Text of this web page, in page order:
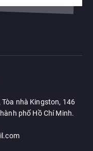
nhà Kingston, 146
phố Hồ Chí Minh.